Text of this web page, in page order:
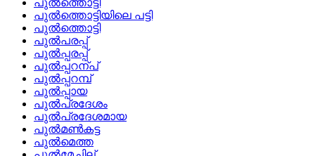
പുല്‍ത്തൊട്ടി
പുല്‍ത്തൊട്ടിയിലെ പട്ടി
പുല്‍ത്തൊട്ടി
പുല്‍പരപ്പ്
പുല്‍പ്പരപ്പ്
പുല്‍പ്പറന്പ്
പുല്‍പ്പറമ്പ്
പുല്‍പ്പായ
പുല്‍പ്രദേശം
പുല്‍പ്രദേശമായ
പുല്‍മണ്‍കട്ട
പുല്‍മെത്ത